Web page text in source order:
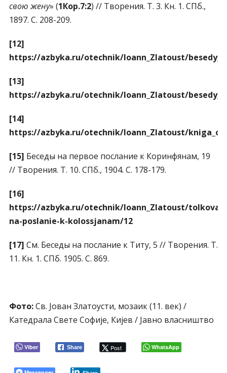
свою жену» (1Кор.7:2) // Творения. Т. 3. Кн. 1. СПб.,
1897. С. 208-209.
[12]
https://azbyka.ru/otechnik/Ioann_Zlatoust/
[13]
https://azbyka.ru/otechnik/Ioann_Zlatoust/
[14]
https://azbyka.ru/otechnik/Ioann_Zlatoust/
[15] Беседы на первое послание к Коринфянам, 19
// Творения. Т. 10. СПб., 1904. С. 178-179.
[16]
https://azbyka.ru/otechnik/Ioann_Zlatoust/
na-poslanie-k-kolossjanam/12
[17] См. Беседы на послание к Титу, 5 // Творения. Т.
11. Кн. 1. СПб. 1905. С. 869.
Фото:Св. Јован Златоусти, мозаик (11. век) /
Катедрала Свете Софије, Кијев / Јавно власништво
Viber Share Post WhatsApp